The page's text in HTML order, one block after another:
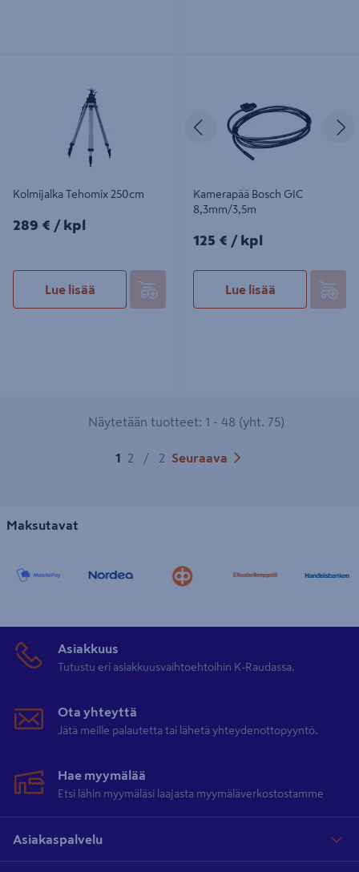
Kolmijalka Tehomix 250cm
289€/kpl
289 € / kpl
Lue lisää
Edellinen
Kamerapää Bosch GIC
8,3mm/3,5m
125€/kpl
125 € / kpl
Lue lisää
Näytetään tuotteet: 1 - 48 (yht. 75)
1 2 / 2 Seuraava
Maksutavat
Asiakkuus
Tutustu eri asiakkuusvaihtoehtoihin K-Raudassa.
Ota yhteyttä
Jätä meille palautetta tai lähetä yhteydenottopyyntö.
Hae myymälää
Etsi lähin myymäläsi laajasta myymäläverkostostamme
Asiakaspalvelu